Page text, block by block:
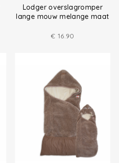
Lodger overslagromper
lange mouw melange maat
€ 16.90